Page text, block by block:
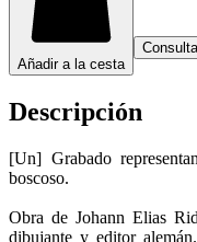
Añadir a la cesta
Descripción
[Un] Grabado
boscoso.
Obra de Johann Elias
dibujante y editor